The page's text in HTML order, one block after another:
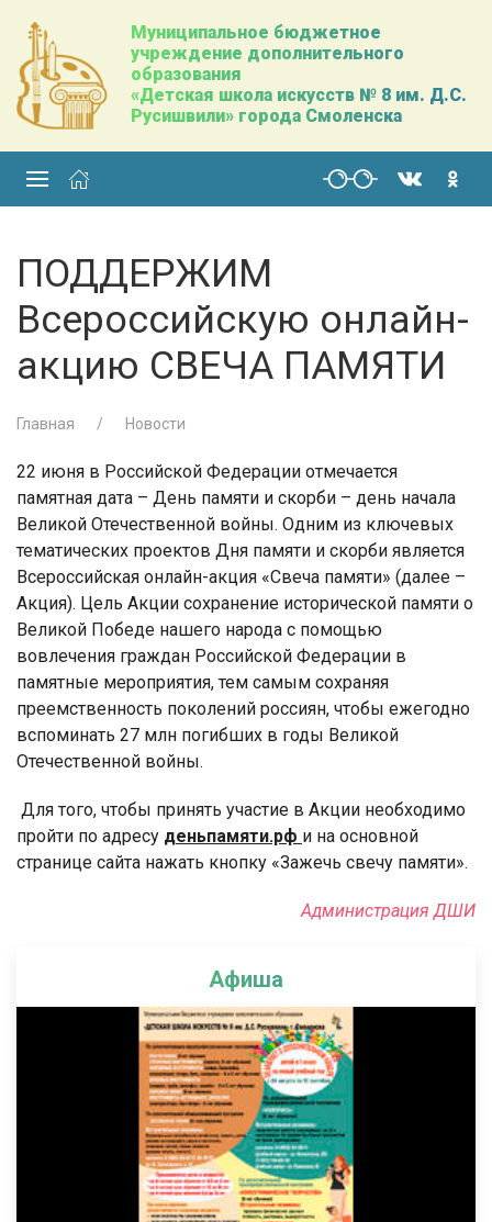
Муниципальное бюджетное
учреждение дополнительного
образования
«Детская школа искусств № 8 им. Д.С.
Русишвили» города Смоленска
Афиша
ПОДДЕРЖИМ
Всероссийскую онлайн-
акцию СВЕЧА ПАМЯТИ
Главная Новости
22 июня в Российской Федерации отмечается
памятная дата – День памяти и скорби – день начала
Великой Отечественной войны. Одним из ключевых
тематических проектов Дня памяти и скорби является
Всероссийская онлайн-акция «Свеча памяти» (далее –
Акция). Цель Акции сохранение исторической памяти о
Великой Победе нашего народа с помощью
вовлечения граждан Российской Федерации в
памятные мероприятия, тем самым сохраняя
преемственность поколений россиян, чтобы ежегодно
вспоминать 27 млн погибших в годы Великой
Отечественной войны.
Для того, чтобы принять участие в Акции необходимо
пройти по адресу деньпамяти.рф и на основной
странице сайта нажать кнопку «Зажечь свечу памяти».
Администрация ДШИ